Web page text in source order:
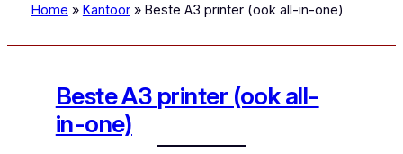
Home » Kantoor »Beste A3 printer (ook all-in-one)
Beste A3 printer (ook all-
in-one)